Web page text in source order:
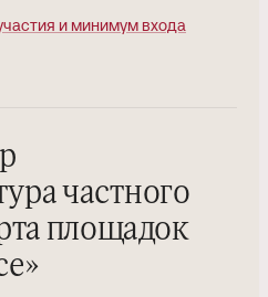
и минимум входа
частного
площадок
»